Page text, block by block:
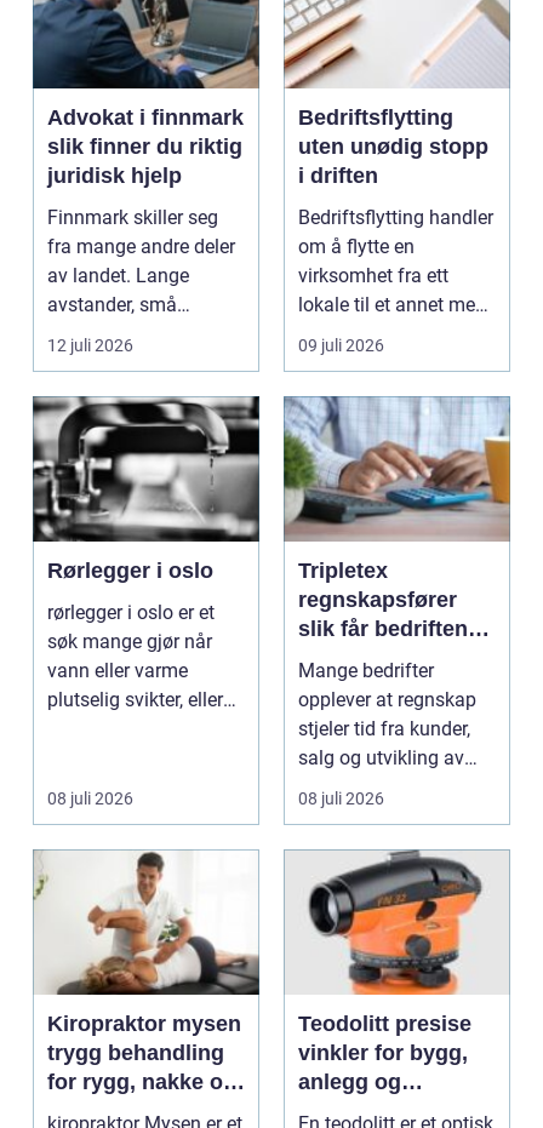
Advokat i finnmark
slik finner du riktig
juridisk hjelp
Finnmark skiller seg
fra mange andre deler
av landet. Lange
avstander, små
lokalsamfunn, sterk
tilkn...
12 juli 2026
Bedriftsflytting
uten unødig stopp
i driften
Bedriftsflytting handler
om å flytte en
virksomhet fra ett
lokale til et annet med
minst mulig...
09 juli 2026
Rørlegger i oslo
rørlegger i oslo er et
søk mange gjør når
vann eller varme
plutselig svikter, eller
08 juli 2026
Tripletex
regnskapsfører
slik får bedriften
mer ut av
regnskapet
Mange bedrifter
opplever at regnskap
stjeler tid fra kunder,
salg og utvikling av
virksomheten. Samt...
08 juli 2026
Kiropraktor mysen
trygg behandling
for rygg, nakke og
ledd
Teodolitt presise
vinkler for bygg,
anlegg og
kartlegging